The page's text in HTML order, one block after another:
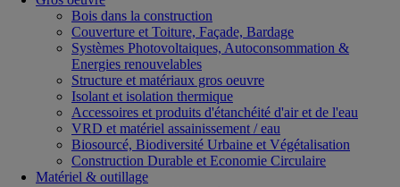
Bois dans la construction
Couverture et Toiture, Façade, Bardage
Systèmes Photovoltaiques, Autoconsommation &
Energies renouvelables
Structure et matériaux gros oeuvre
Isolant et isolation thermique
Accessoires et produits d'étanchéité d'air et de l'eau
VRD et matériel assainissement / eau
Biosourcé, Biodiversité Urbaine et Végétalisation
Construction Durable et Economie Circulaire
Matériel & outillage